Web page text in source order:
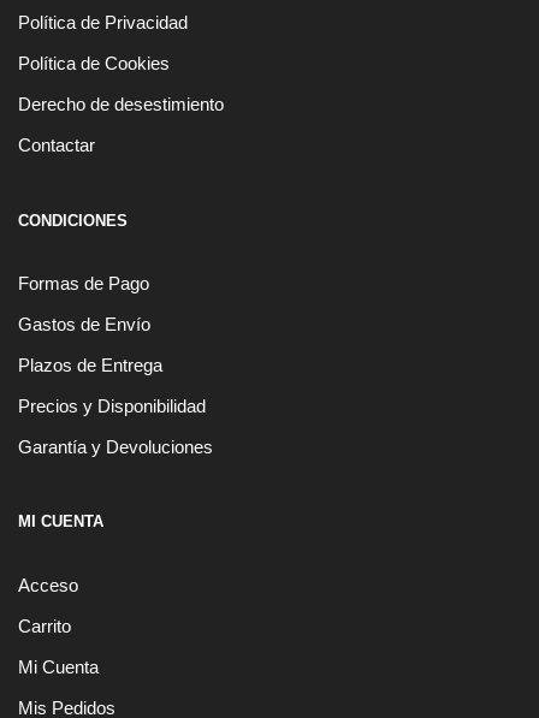
Política de Privacidad
Política de Cookies
Derecho de desestimiento
Contactar
CONDICIONES
Formas de Pago
Gastos de Envío
Plazos de Entrega
Precios y Disponibilidad
Garantía y Devoluciones
MI CUENTA
Acceso
Carrito
Mi Cuenta
Mis Pedidos